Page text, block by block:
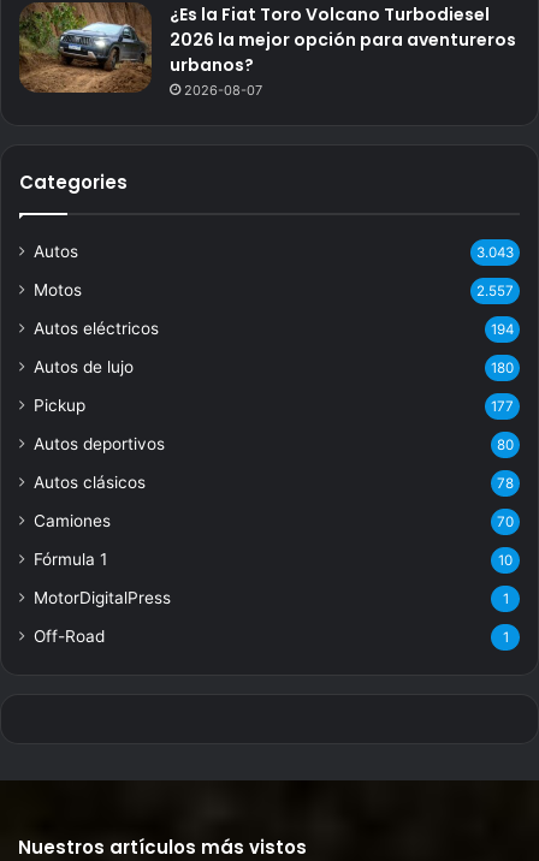
¿Es la Fiat Toro Volcano Turbodiesel
2026 la mejor opción para aventureros
urbanos?
2026-08-07
Categories
Autos 3.043
Motos 2.557
Autos eléctricos 194
Autos de lujo 180
Pickup 177
Autos deportivos 80
Autos clásicos 78
Camiones 70
Fórmula 1 10
MotorDigitalPress 1
Off-Road 1
Nuestros artículos más vistos